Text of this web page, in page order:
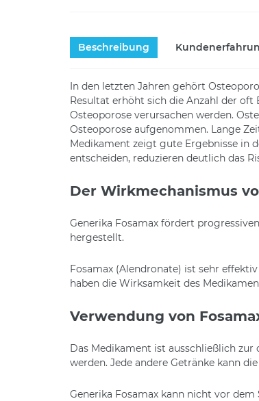
Beschreibung
In den letzten Jahren gehört
Resultat erhöht sich die Anzahl der oft
Osteoporose verursachen werden.
Osteoporose aufgenommen. Lange
Medikament zeigt gute Ergebnisse in
entscheiden, reduzieren deutlich das
Der Wirkmechanismus
Generika Fosamax fördert
hergestellt.
Fosamax (Alendronate) ist sehr
haben die Wirksamkeit des
Verwendung von
Das Medikament ist ausschließlich
werden. Jede andere Getränke kann
Generika Fosamax kann nicht vor